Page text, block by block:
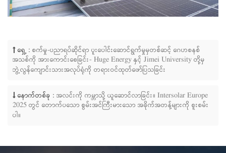
ရှေ့ : စက်မှု-ပညာရပ်ဆိုင်ရာ ပူးပေါင်းဆောင်ရွက်မှုမှတစ်ဆင့် ဂေဟစနစ်
အသစ်ကို အားကောင်းစေခြင်း- Huge Energy နှင့် Jimei University တို့မှ
ဘွဲ့လွန်ကျောင်းသားအလုပ်ရုံကို တရားဝင်ထုတ်ဖော်ပြသခြင်း
နောက်တစ်ခု : အလင်းကို ကမ္ဘာသို့ ယူဆောင်လာခြင်း။ Intersolar Europe
2025 တွင် တောက်ပသော စွမ်းအင်ကြီးမားသော အခိုက်အတန့်များကို စူးစမ်း
ပါ။